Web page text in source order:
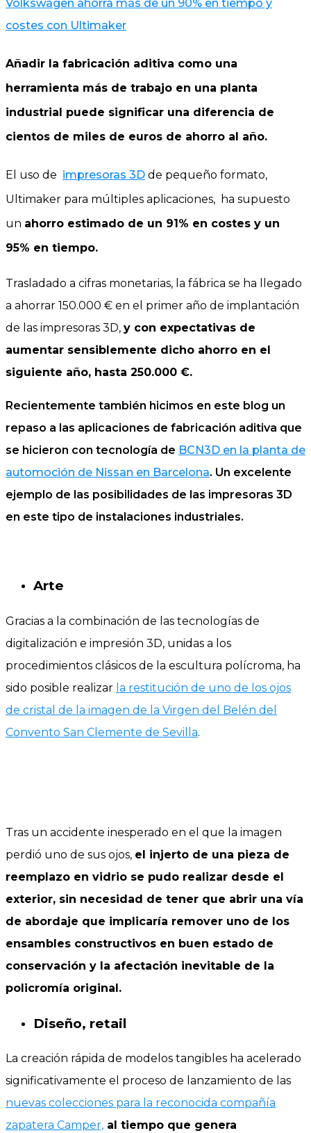
Volkswagen ahorra más de un 90% en tiempo y
costes con Ultimaker
Añadir la fabricación aditiva como una
herramienta más de trabajo en una planta
industrial puede significar una diferencia de
cientos de miles de euros de ahorro al año.
El uso de impresoras 3D de pequeño formato,
Ultimaker para múltiples aplicaciones, ha supuesto
un ahorro estimado de un 91% en costes y un
95% en tiempo.
Trasladado a cifras monetarias, la fábrica se ha llegado
a ahorrar 150.000 € en el primer año de implantación
de las impresoras 3D, y con expectativas de
aumentar sensiblemente dicho ahorro en el
siguiente año, hasta 250.000 €.
Recientemente también hicimos en este blog un
repaso a las aplicaciones de fabricación aditiva que
se hicieron con tecnología de BCN3D en la planta de
automoción de Nissan en Barcelona. Un excelente
ejemplo de las posibilidades de las impresoras 3D
en este tipo de instalaciones industriales.
Arte
Gracias a la combinación de las tecnologías de
digitalización e impresión 3D, unidas a los
procedimientos clásicos de la escultura polícroma, ha
sido posible realizar la restitución de uno de los ojos
de cristal de la imagen de la Virgen del Belén del
Convento San Clemente de Sevilla.
Tras un accidente inesperado en el que la imagen
perdió uno de sus ojos, el injerto de una pieza de
reemplazo en vidrio se pudo realizar desde el
exterior, sin necesidad de tener que abrir una vía
de abordaje que implicaría remover uno de los
ensambles constructivos en buen estado de
conservación y la afectación inevitable de la
policromía original.
Diseño, retail
La creación rápida de modelos tangibles ha acelerado
significativamente el proceso de lanzamiento de las
nuevas colecciones para la reconocida compañía
zapatera Camper, al tiempo que genera